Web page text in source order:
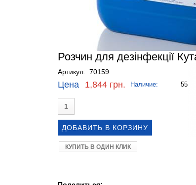
Розчин для дезінфекції
Артикул: 70159
Цена 1,844 грн. Наличие: 55
КУПИТЬ В ОДИН КЛИК